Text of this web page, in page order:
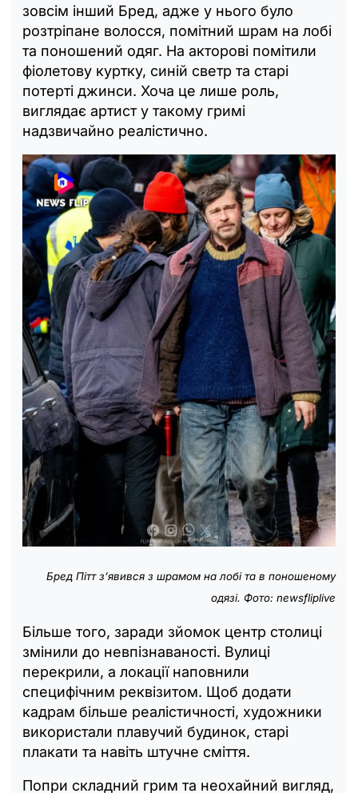
зовсім інший Бред, адже у нього було
розтріпане волосся, помітний шрам на лобі
та поношений одяг. На акторові помітили
фіолетову куртку, синій светр та старі
потерті джинси. Хоча це лише роль,
виглядає артист у такому гримі
надзвичайно реалістично.
Бред Пітт з’явився з шрамом на лобі та в поношеному
одязі. Фото: newsfliplive
Більше того, заради зйомок центр столиці
змінили до невпізнаваності. Вулиці
перекрили, а локації наповнили
специфічним реквізитом. Щоб додати
кадрам більше реалістичності, художники
використали плавучий будинок, старі
плакати та навіть штучне сміття.
Попри складний грим та неохайний вигляд,